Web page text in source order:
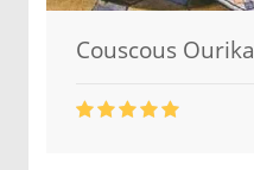
Couscous Ourika